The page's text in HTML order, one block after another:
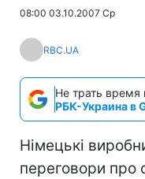
08:00 03.10.2007 Ср
RBC.UA
Не трать время
РБК-Украина в
Німецькі
переговори про